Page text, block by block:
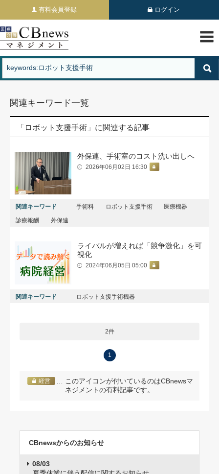
有料会員登録 ログイン
関連キーワード一覧
「ロボット支援手術」に関連する記事
外保連、手術室のコスト洗い出しへ
2026年06月02日 16:30
関連キーワード 手術料 ロボット支援手術
医療機器
診療報酬
外保連
ライバルが増えれば「競争激化」を可
視化
2024年06月05日 05:00
関連キーワード ロボット支援手術機器
2件
1
経営
… このアイコンが付いているのはCBnewsマ
ネジメントの有料記事です。
CBnewsからのお知らせ
08/03